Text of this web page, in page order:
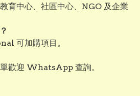
育中心、社區中心、NGO 及企業
可加購項目。
歡迎 WhatsApp 查詢。